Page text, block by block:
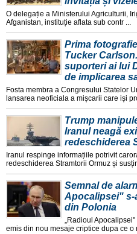
O delegație a Ministerului Agriculturii,
Afganistan, instituție aflata sub contr ...
Prima
Tucker
suporteri ai lui
de implicarea
Fosta membra a Congresului Statelor
lansarea neoficiala a mișcarii care iși
Trump
Iranul neagă
redeschiderea
Iranul respinge informațiile potrivit
redeschiderea Stramtorii Ormuz și
Semnal de
Apocalipsei" s-
din Polonia
„Radioul
emis din nou mesaje criptice dupa ce o